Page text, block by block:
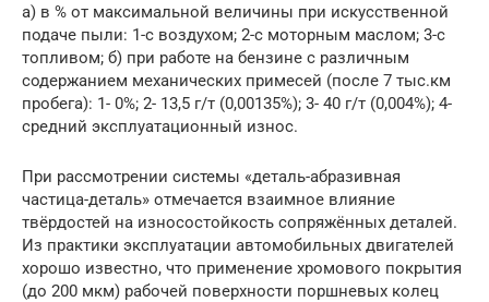
а) в % от максимальной величины при искусственной
подаче пыли: 1-с воздухом; 2-с моторным маслом; 3-с
топливом; б) при работе на бензине с различным
содержанием механических примесей (после 7 тыс.км
пробега): 1- 0%; 2- 13,5 г/т (0,00135%); 3- 40 г/т (0,004%); 4-
средний эксплуатационный износ.
При рассмотрении системы «деталь-абразивная
частица-деталь» отмечается взаимное влияние
твёрдостей на износостойкость сопряжённых деталей.
Из практики эксплуатации автомобильных двигателей
хорошо известно, что применение хромового покрытия
(до 200 мкм) рабочей поверхности поршневых колец